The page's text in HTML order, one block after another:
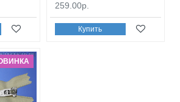
259.00р.
Купить